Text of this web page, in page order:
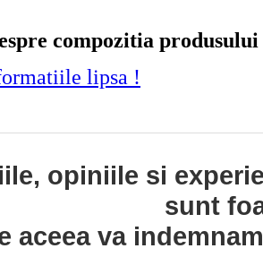
compozitia produsului
lipsa !
opiniile si
sunt
aceea va